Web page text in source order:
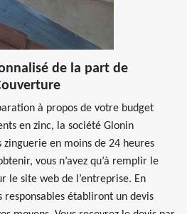
de la part de
à propos de votre budget
en zinc, la société Glonin
en moins de 24 heures
vous n’avez qu’à remplir le
le site web de l’entreprise. En
établiront un devis